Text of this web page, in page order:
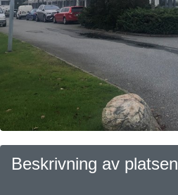
Beskrivning av platsen